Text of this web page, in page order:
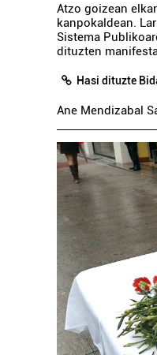
Atzo goizean
kanpokaldean.
Sistema
dituzten
Hasi dituzte
Ane Mendizabal